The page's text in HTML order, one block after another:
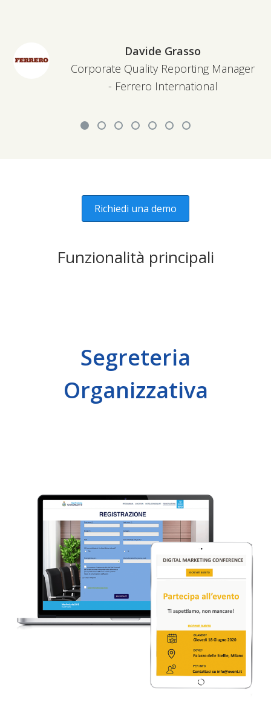
Davide Grasso
Corporate Quality Reporting Manager
- Ferrero International
Richiedi una demo
Funzionalità principali
Segreteria
Organizzativa